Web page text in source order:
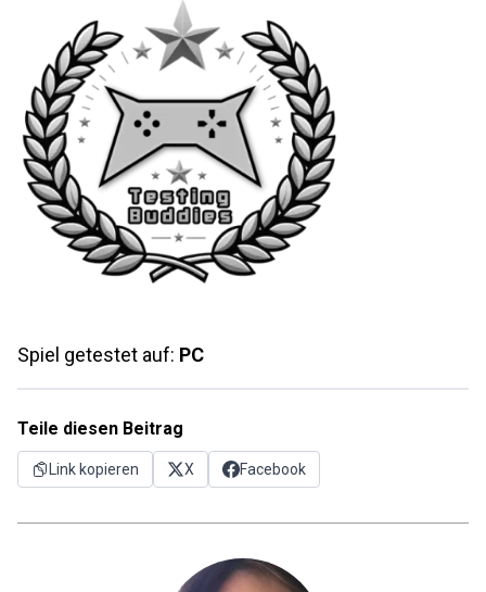
Spiel getestet auf: PC
Teile diesen Beitrag
Link kopieren X Facebook